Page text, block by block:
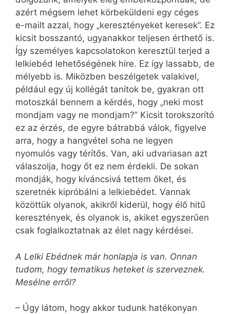
azért mégsem lehet körbeküldeni egy céges
e-mailt azzal, hogy „keresztényeket keresek”. Ez
kicsit bosszantó, ugyanakkor teljesen érthető is.
Így személyes kapcsolatokon keresztül terjed a
lelkiebéd lehetőségének híre. Ez így lassabb, de
mélyebb is. Miközben beszélgetek valakivel,
például egy új kollégát tanítok be, gyakran ott
motoszkál bennem a kérdés, hogy „neki most
mondjam vagy ne mondjam?” Kicsit torokszorító
ez az érzés, de egyre bátrabbá válok, figyelve
arra, hogy a hangvétel soha ne legyen
nyomulós vagy térítős. Van, aki udvariasan azt
válaszolja, hogy őt ez nem érdekli. De sokan
mondják, hogy kíváncsivá tettem őket, és
szeretnék kipróbálni a lelkiebédet. Vannak
közöttük olyanok, akikről kiderül, hogy élő hitű
keresztények, és olyanok is, akiket egyszerűen
csak foglalkoztatnak az élet nagy kérdései.
A Lelki Ebédnek már honlapja is van. Onnan
tudom, hogy tematikus heteket is szerveznek.
Mesélne erről?
– Úgy látom, hogy akkor tudunk hatékonyan